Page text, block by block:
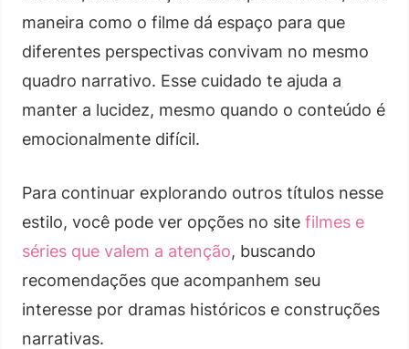
maneira como o filme dá espaço para que
diferentes perspectivas convivam no mesmo
quadro narrativo. Esse cuidado te ajuda a
manter a lucidez, mesmo quando o conteúdo é
emocionalmente difícil.
Para continuar explorando outros títulos nesse
estilo, você pode ver opções no site filmes e
séries que valem a atenção, buscando
recomendações que acompanhem seu
interesse por dramas históricos e construções
narrativas.